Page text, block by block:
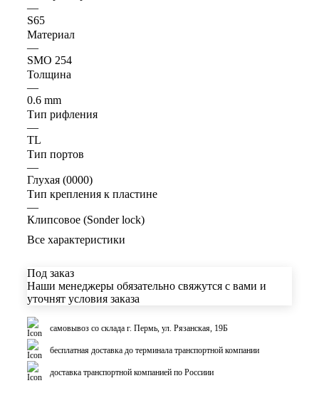
—
S65
Материал
—
SMO 254
Толщина
—
0.6 mm
Тип рифления
—
TL
Тип портов
—
Глухая (0000)
Тип крепления к пластине
—
Клипсовое (Sonder lock)
Все характеристики
Под заказ
Наши менеджеры обязательно свяжутся с вами и
уточнят условия заказа
самовывоз со склада г. Пермь, ул. Рязанская, 19Б
бесплатная доставка до терминала транспортной компании
доставка транспортной компанией по Россиии